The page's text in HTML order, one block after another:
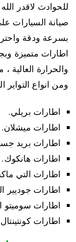
للحوادث لاقدر
صيانة السيارات
بسرعة ودقة
اطارات متميزة
والحرارة العالية
ومن انواع التواير
اطارات بريلي.
اطارات ميشلان.
اطارات بريد
اطارات هانكوك.
اطارات التي
اطارات جوديير
اطارات سوميتو
اطارات